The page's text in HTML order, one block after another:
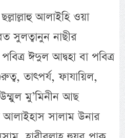
আলাইহি ওয়া
সুলত্বানুন নাছীর
ঈদুল আদ্বহা বা পবিত্র
তাৎপর্য, ফাযায়িল,
মু’মিনীন আছ
আলাইহাস সালাম উনার